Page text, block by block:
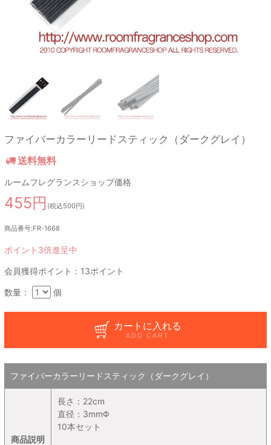
ファイバーカラーリードスティック（ダークグレイ）
送料無料
ルームフレグランスショップ価格
455円 (税込500円)
商品番号:FR-1668
ポイント3倍進呈中
会員獲得ポイント：13ポイント
数量： 個
カートに入れる
ADD CART
ファイバーカラーリードスティック（ダークグレイ）
商品説明
長さ：22cm
直径：3mmΦ
10本セット